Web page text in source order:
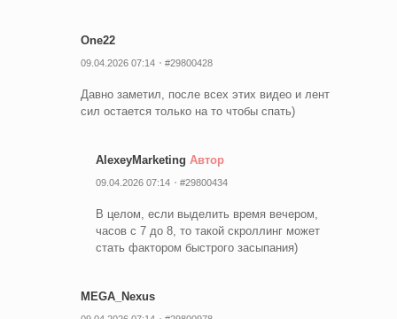
One22
09.04.2026 07:14 #29800428
Давно заметил, после всех этих видео и лент
сил остается только на то чтобы спать)
AlexeyMarketing Автор
09.04.2026 07:14 #29800434
В целом, если выделить время вечером,
часов с 7 до 8, то такой скроллинг может
стать фактором быстрого засыпания)
MEGA_Nexus